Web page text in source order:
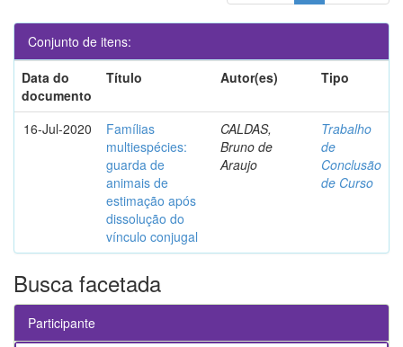
Conjunto de itens:
Data do
documento
Título Autor(es) Tipo
16-Jul-2020
Famílias
multiespécies:
guarda de
animais de
estimação após
dissolução do
vínculo conjugal
CALDAS,
Bruno de
Araujo
Trabalho
de
Conclusão
de Curso
Busca facetada
Participante